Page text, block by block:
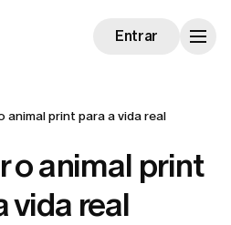
Entrar
animal print para a vida real
o animal print
vida real